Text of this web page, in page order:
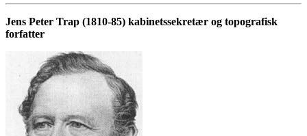
Jens Peter Trap (1810-85) kabinetssekretær og topografisk
forfatter